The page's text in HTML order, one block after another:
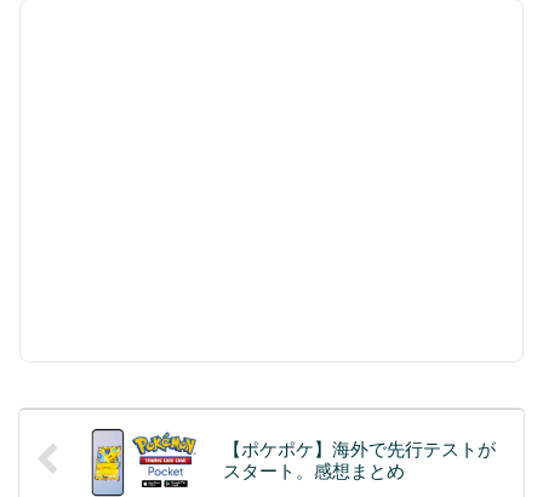
【ポケポケ】海外で先行テストが
スタート。感想まとめ